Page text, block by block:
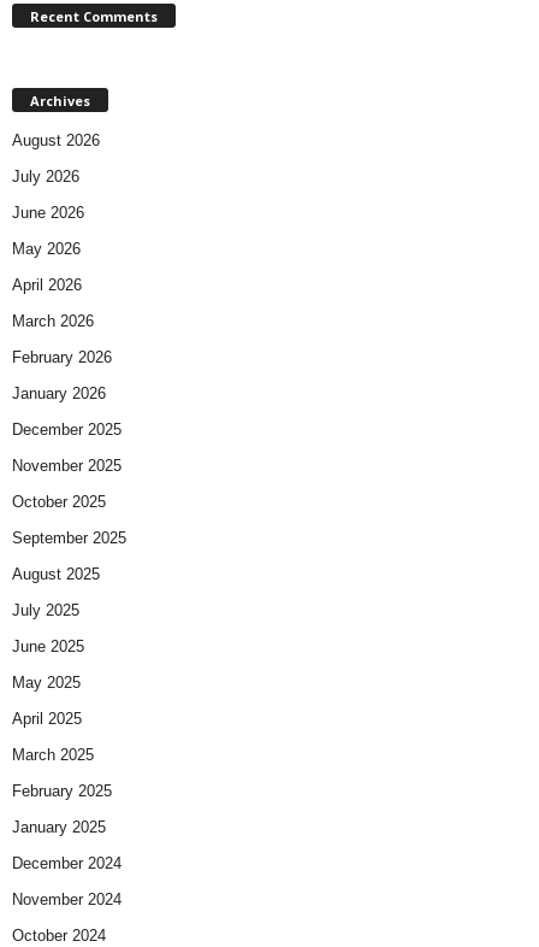
Recent Comments
Archives
August 2026
July 2026
June 2026
May 2026
April 2026
March 2026
February 2026
January 2026
December 2025
November 2025
October 2025
September 2025
August 2025
July 2025
June 2025
May 2025
April 2025
March 2025
February 2025
January 2025
December 2024
November 2024
October 2024